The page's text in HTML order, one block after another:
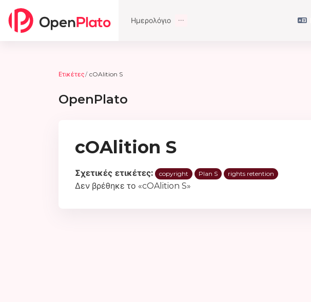
Μετάβαση στο κεντρικό περιεχόμενο
Ημερολόγιο
Ετικέτες cOAlition S
OpenPlato
cOAlition S
Σχετικές ετικέτες: copyright Plan S rights retention
Δεν βρέθηκε το «cOAlition S»